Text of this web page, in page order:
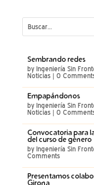
Sembrando redes
by Ingeniería Sin
Noticias| 0
Empapándonos
by Ingeniería Sin
Noticias| 0
Convocatoria para
del curso de género
by Ingeniería Sin
Comments
Presentamos
Girona